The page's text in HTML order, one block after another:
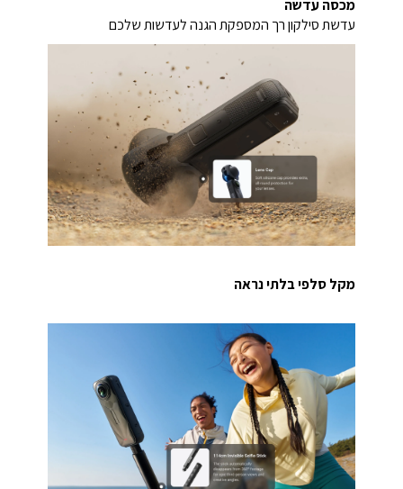
מכסה עדשה
עדשת סילקון רך המספקת הגנה לעדשות שלכם
מקל סלפי בלתי נראה